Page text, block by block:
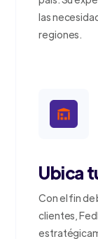
las
regiones.
Ubica
Con el fin de
clientes,